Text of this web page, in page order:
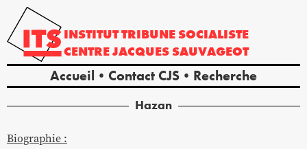
INSTITUTTRIBUNE SOCIALISTE
CENTREJACQUES SAUVAGEOT
Accueil Contact CJS Recherche
Hazan
Biographie :